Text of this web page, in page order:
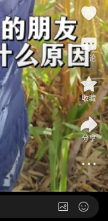
评论
收藏
分享